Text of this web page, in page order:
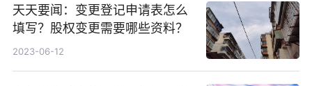
天天要闻：变更登记申请表怎么
填写？股权变更需要哪些资料？
2023-06-12